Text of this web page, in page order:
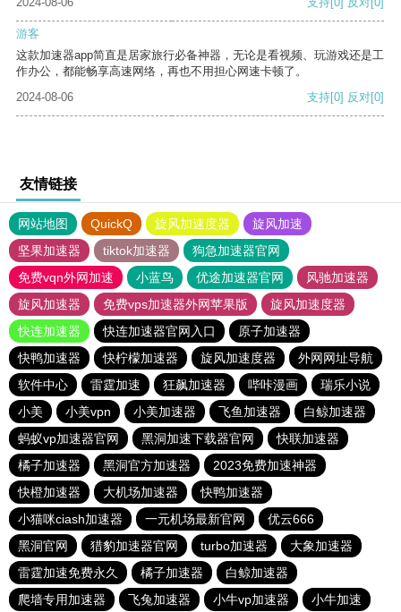
游客
这款加速器app简直是居家旅行必备神器，无论是看视频、玩游戏还是工
作办公，都能畅享高速网络，再也不用担心网速卡顿了。
2024-08-06
支持[0] 反对[0]
友情链接
网站地图 QuickQ 旋风加速度器
旋风加速
坚果加速器
tiktok加速器
狗急加速器官网
免费vqn外网加速
小蓝鸟 优途加速器官网
风驰加速器
旋风加速器
免费vps加速器外网苹果版
旋风加速度器
快连加速器
快连加速器官网入口
原子加速器
快鸭加速器
快柠檬加速器 旋风加速度器
外网网址导航
软件中心
雷霆加速 狂飙加速器 哔咔漫画
瑞乐小说
小美
小美vpn 小美加速器 飞鱼加速器
白鲸加速器
蚂蚁vp加速器官网
黑洞加速下载器官网
快联加速器
橘子加速器
黑洞官方加速器
2023免费加速神器
快橙加速器
大机场加速器
快鸭加速器
小猫咪ciash加速器
一元机场最新官网
优云666
黑洞官网
猎豹加速器官网 turbo加速器
大象加速器
雷霆加速免费永久
橘子加速器
白鲸加速器
爬墙专用加速器
飞兔加速器 小牛vp加速器 小牛加速